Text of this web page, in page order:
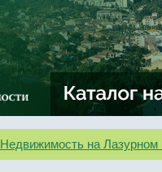
Недвижимость на Лазурном